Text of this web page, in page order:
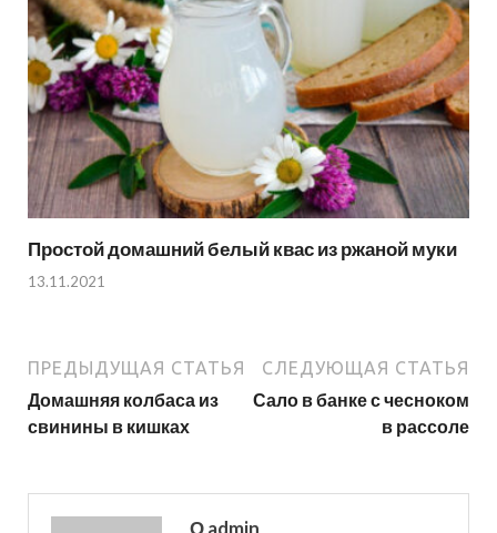
Простой домашний белый квас из ржаной муки
13.11.2021
ПРЕДЫДУЩАЯ СТАТЬЯ
Домашняя колбаса из
свинины в кишках
СЛЕДУЮЩАЯ СТАТЬЯ
Сало в банке с чесноком
в рассоле
О admin